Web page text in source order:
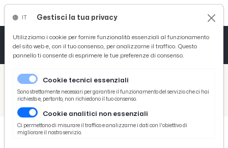
/ Picenotime
/ Serie B
Serie B, il Trapani dovrà aspettare fino al 6 Agosto per eventuale decurtazione penalizzazione
Gestisci la tua privacy
Utilizziamo i cookie per fornire funzionalità essenziali al funzionamento
del sito web e, con il tuo consenso, per analizzarne il traffico. Questo
pannello ti consente di esprimere le tue preferenze di consenso.
Cookie tecnici essenziali
Sono strettamente necessari per garantire il funzionamento del servizio che ci hai
richiesto e, pertanto, non richiedono il tuo consenso.
Cookie analitici non essenziali
Ci permettono di misurare il traffico e analizzarne i dati con l'obiettivo di
migliorare il nostro servizio.
Tutto News
Tutto Sport
Basket
Ciclismo
Tutto Curiosità